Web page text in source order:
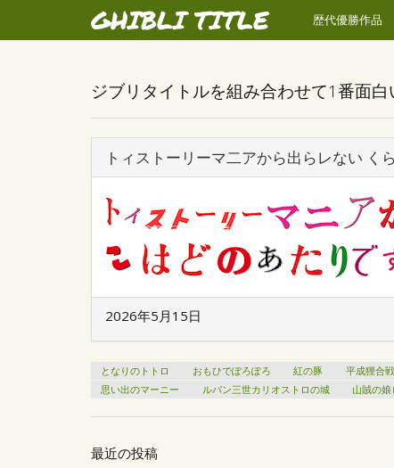
GHIBLI TITLE 歴代優勝作品
ジブリタイトルを組み合わせて1番面
トィストーリーマ二アから出らレない
2026年5月15日
となりのトトロ おもひでぽろぽろ 紅の豚 平成狸合
思い出のマーニー
ルパン三世カリオストロの城 山賊の娘
最近の投稿